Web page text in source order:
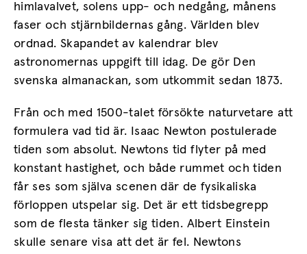
himlavalvet, solens upp- och nedgång, månens
faser och stjärnbildernas gång. Världen blev
ordnad. Skapandet av kalendrar blev
astronomernas uppgift till idag. De gör Den
svenska almanackan, som utkommit sedan 1873.
Från och med 1500-talet försökte naturvetare att
formulera vad tid är. Isaac Newton postulerade
tiden som absolut. Newtons tid flyter på med
konstant hastighet, och både rummet och tiden
får ses som själva scenen där de fysikaliska
förloppen utspelar sig. Det är ett tidsbegrepp
som de flesta tänker sig tiden. Albert Einstein
skulle senare visa att det är fel. Newtons